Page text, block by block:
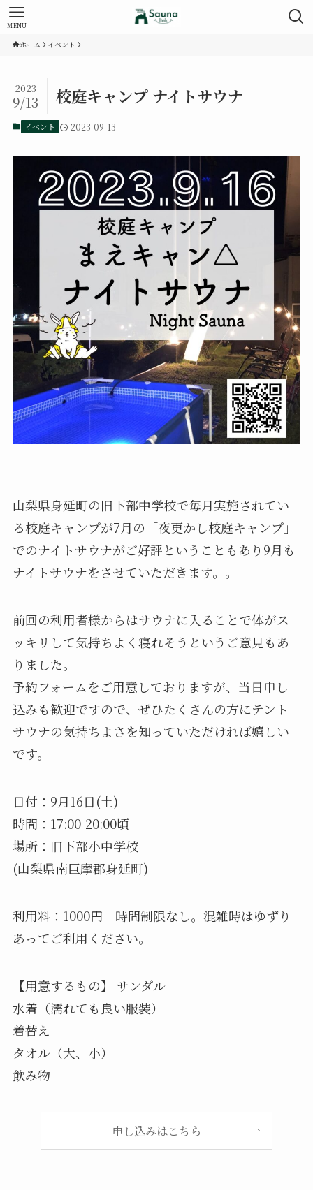
MENU
ホーム イベント
校庭キャンプ ナイトサウナ
2023
9/13
イベント 2023-09-13
山梨県身延町の旧下部中学校で毎月実施されてい
る校庭キャンプが7月の「夜更かし校庭キャンプ」
でのナイトサウナがご好評ということもあり9月も
ナイトサウナをさせていただきます。。
前回の利用者様からはサウナに入ることで体がス
ッキリして気持ちよく寝れそうというご意見もあ
りました。
予約フォームをご用意しておりますが、当日申し
込みも歓迎ですので、ぜひたくさんの方にテント
サウナの気持ちよさを知っていただければ嬉しい
です。
日付：9月16日(土)
時間：17:00-20:00頃
場所：旧下部小中学校
(山梨県南巨摩郡身延町)
利用料：1000円 時間制限なし。混雑時はゆずり
あってご利用ください。
【用意するもの】 サンダル
水着（濡れても良い服装）
着替え
タオル（大、小）
飲み物
申し込みはこちら